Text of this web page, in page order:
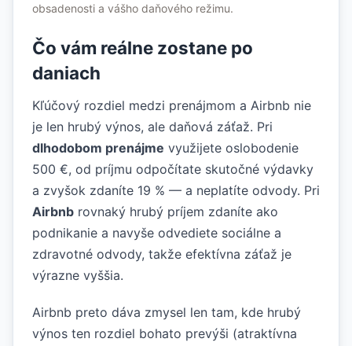
obsadenosti a vášho daňového režimu.
Čo vám reálne zostane po
daniach
Kľúčový rozdiel medzi prenájmom a Airbnb nie
je len hrubý výnos, ale daňová záťaž. Pri
dlhodobom prenájme využijete oslobodenie
500 €, od príjmu odpočítate skutočné výdavky
a zvyšok zdaníte 19 % — a neplatíte odvody. Pri
Airbnb rovnaký hrubý príjem zdaníte ako
podnikanie a navyše odvediete sociálne a
zdravotné odvody, takže efektívna záťaž je
výrazne vyššia.
Airbnb preto dáva zmysel len tam, kde hrubý
výnos ten rozdiel bohato prevýši (atraktívna